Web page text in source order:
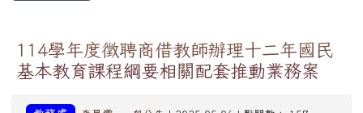
114學年度徵聘商借教師辦理十二年國民
基本教育課程綱要相關配套推動業務案